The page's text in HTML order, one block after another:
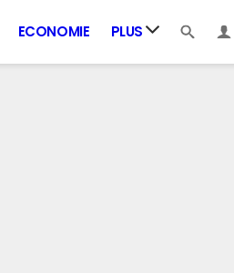
ECONOMIE PLUS